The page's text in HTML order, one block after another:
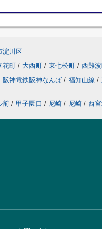
淀川区
花町 / 大西町 / 東七松町 / 西難
阪神電鉄阪神なんば / 福知山線 /
前 / 甲子園口 / 尼崎 / 尼崎 / 西